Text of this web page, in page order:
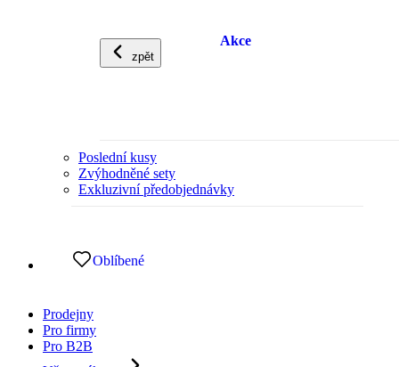
zpět
Akce
Poslední kusy
Zvýhodněné sety
Exkluzivní předobjednávky
Oblíbené
Prodejny
Pro firmy
Pro B2B